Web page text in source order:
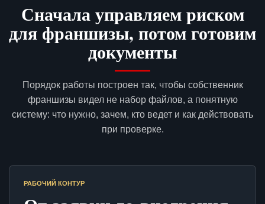
Сначала управляем риском
для франшизы, потом готовим
документы
Порядок работы построен так, чтобы собственник
франшизы видел не набор файлов, а понятную
систему: что нужно, зачем, кто ведет и как действовать
при проверке.
РАБОЧИЙ КОНТУР